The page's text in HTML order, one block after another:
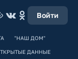
Войти
"НАШ ДОМ"
ДАННЫЕ